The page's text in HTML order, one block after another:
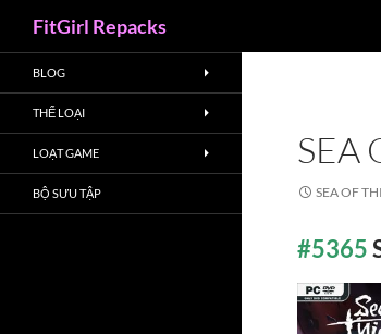
FitGirl Repacks
SEA
SEA OF
#5365
BLOG
THỂ LOẠI
LOẠT GAME
BỘ SƯU TẬP